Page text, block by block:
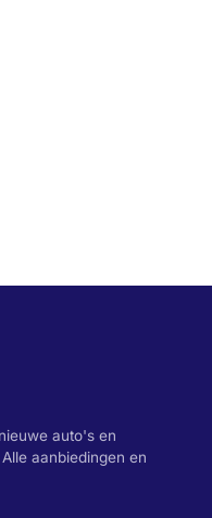
auto's en
aanbiedingen en